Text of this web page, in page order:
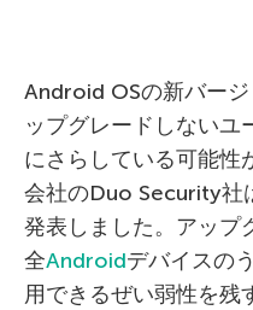
Android OSの新バー
ップグレードしないユ
にさらしている可能性
会社のDuo Security社
発表しました。アップ
全Androidデバイスの
用できるぜい弱性を残